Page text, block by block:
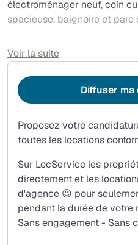
électroménager neuf, coin
spacieuse, baignoire et pare
Voir la suite
Proposez votre
toutes les locations
Sur LocService les
directement et les
d'agence 😉 pour
pendant la durée de votre
Sans engagement - Sans
Diffuser